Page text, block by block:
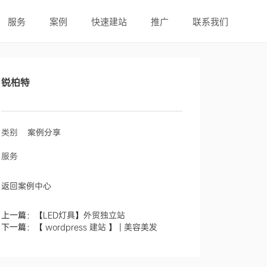
服务 案例 快速建站 推广 联系我们
锐柏特
类别 案例分享
服务
返回案例中心
上一篇：
【LED灯具】外贸独立站
下一篇：
【 wordpress 建站 】 | 美容美发